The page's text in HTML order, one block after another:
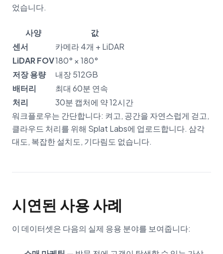
었습니다.
사양
값
센서
카메라 4개 + LiDAR
LiDAR FOV180° × 180°
저장 용량
내장 512GB
배터리
최대 60분 연속
처리
30분 캡처에 약 12시간
워크플로우는 간단합니다: 켜고, 공간을 자연스럽게 걷고,
클라우드 처리를 위해 Splat Labs에 업로드합니다. 삼각
대도, 복잡한 설치도, 기다림도 없습니다.
시연된 사용 사례
이 데이터셋은 다음의 실제 응용 분야를 보여줍니다: